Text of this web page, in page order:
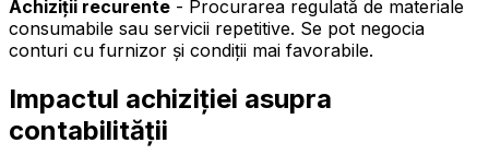
Achiziții recurente - Procurarea regulată de materiale
consumabile sau servicii repetitive. Se pot negocia
conturi cu furnizor și condiții mai favorabile.
Impactul achiziției asupra
contabilității